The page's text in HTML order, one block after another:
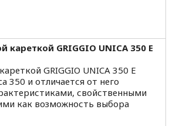
GRIGGIO UNICA 350 E
GRIGGIO UNICA 350 E
350 и отличается от него
свойственными
как возможность выбора